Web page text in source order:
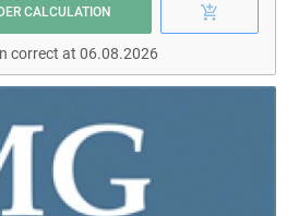
CALCULATION
correct at 06.08.2026